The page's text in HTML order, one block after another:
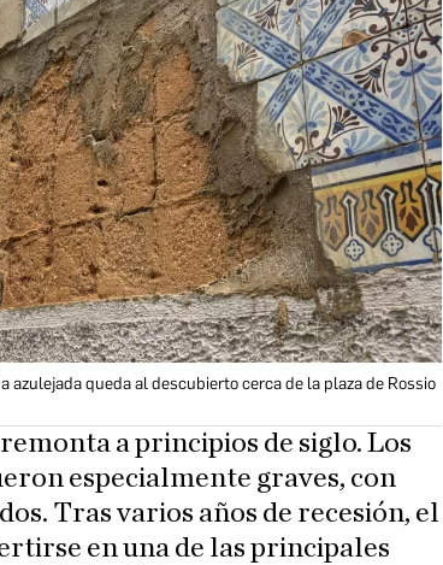
azulejada queda al descubierto cerca de la plaza de Rossio
a principios de siglo. Los
especialmente graves, con
Tras varios años de recesión, el
en una de las principales